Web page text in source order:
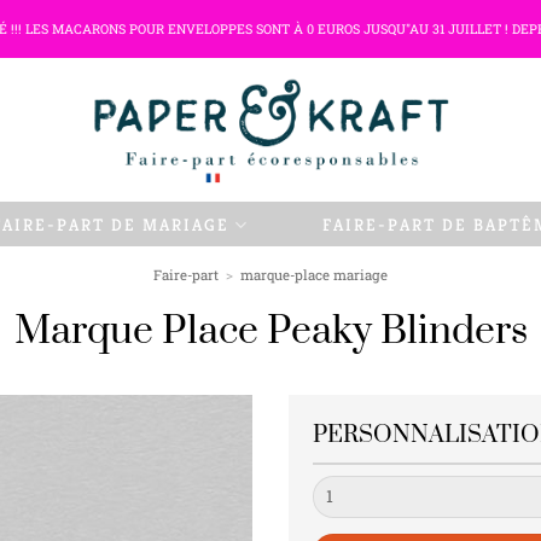
!!! LES MACARONS POUR ENVELOPPES SONT À 0 EUROS JUSQU"AU 31 JUILLET !
PART DE MARIAGE FAIRE-PART DE
Faire-part > marque-place mariage
Marque Place Peaky Blinders
Quantité